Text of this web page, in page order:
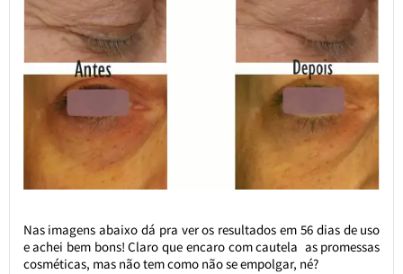
Nas imagens abaixo dá pra ver os resultados em 56 dias de uso
e achei bem bons! Claro que encaro com cautela as promessas
cosméticas, mas não tem como não se empolgar, né?